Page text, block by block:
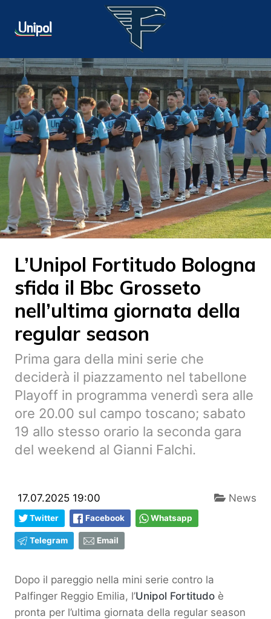
L’Unipol Fortitudo Bologna
sfida il Bbc Grosseto
nell’ultima giornata della
regular season
Prima gara della mini serie che
deciderà il piazzamento nel tabellone
Playoff in programma venerdì sera alle
ore 20.00 sul campo toscano; sabato
19 allo stesso orario la seconda gara
del weekend al Gianni Falchi.
17.07.2025 19:00 News
Twitter Facebook Whatsapp
Telegram Email
Dopo il pareggio nella mini serie contro la
Palfinger Reggio Emilia, l’Unipol Fortitudo è
pronta per l’ultima giornata della regular season